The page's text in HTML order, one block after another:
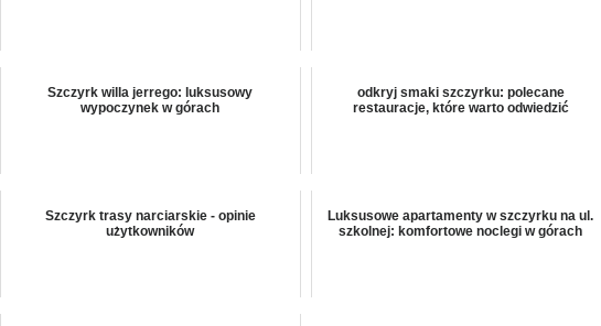
Szczyrk willa jerrego: luksusowy
wypoczynek w górach
odkryj smaki szczyrku: polecane
restauracje, które warto odwiedzić
Szczyrk trasy narciarskie - opinie
użytkowników
Luksusowe apartamenty w szczyrku na ul.
szkolnej: komfortowe noclegi w górach